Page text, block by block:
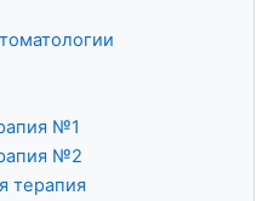
№1
№2
терапия